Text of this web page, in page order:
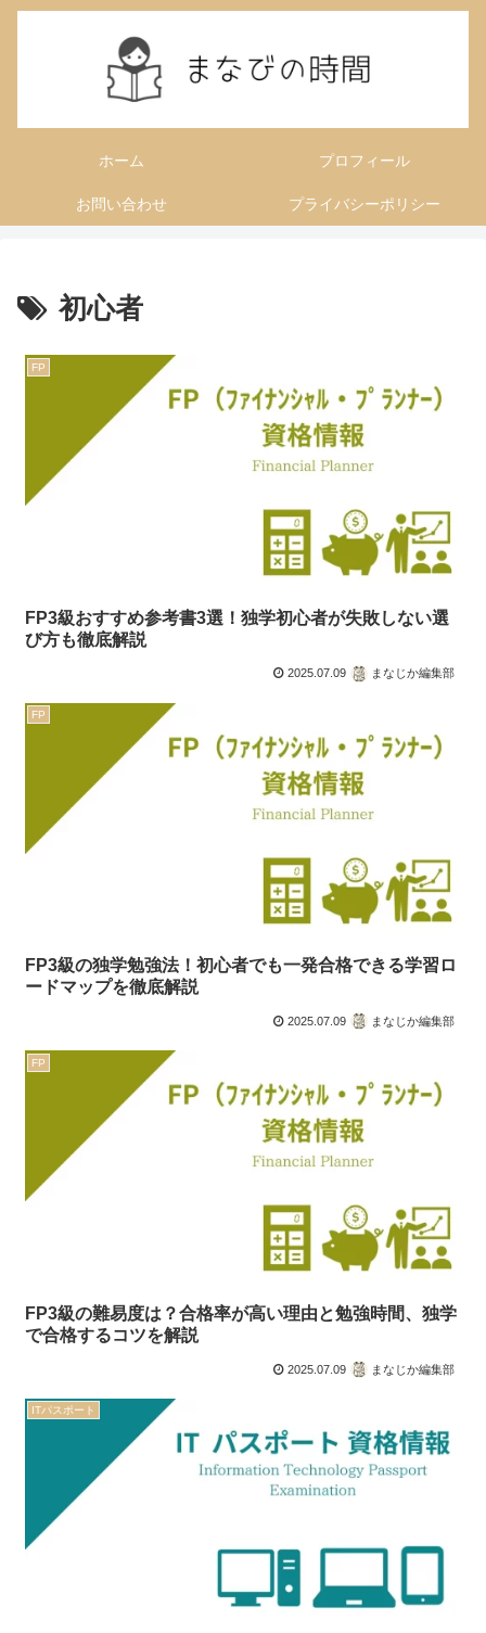
ホーム プロフィール
お問い合わせ プライバシーポリシー
初心者
FP
FP3級おすすめ参考書3選！独学初心者が失敗しない選
び方も徹底解説
2025.07.09 まなじか編集部
FP
FP3級の独学勉強法！初心者でも一発合格できる学習ロ
ードマップを徹底解説
2025.07.09 まなじか編集部
FP
FP3級の難易度は？合格率が高い理由と勉強時間、独学
で合格するコツを解説
2025.07.09 まなじか編集部
ITパスポート